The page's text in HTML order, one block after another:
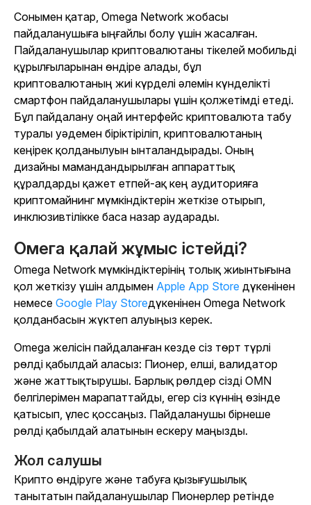
Сонымен қатар, Omega Network жобасы
пайдаланушыға ыңғайлы болу үшін жасалған.
Пайдаланушылар криптовалютаны тікелей мобильді
құрылғыларынан өндіре алады, бұл
криптовалютаның жиі күрделі әлемін күнделікті
смартфон пайдаланушылары үшін қолжетімді етеді.
Бұл пайдалану оңай интерфейс криптовалюта табу
туралы уәдемен біріктіріліп, криптовалютаның
кеңірек қолданылуын ынталандырады. Оның
дизайны мамандандырылған аппараттық
құралдарды қажет етпей-ақ кең аудиторияға
криптомайнинг мүмкіндіктерін жеткізе отырып,
инклюзивтілікке баса назар аударады.
Омега қалай жұмыс істейді?
Omega Network мүмкіндіктерінің толық жиынтығына
қол жеткізу үшін алдымен Apple App Store дүкенінен
немесе Google Play Storeдүкенінен Omega Network
қолданбасын жүктеп алуыңыз керек.
Omega желісін пайдаланған кезде сіз төрт түрлі
рөлді қабылдай аласыз: Пионер, елші, валидатор
және жаттықтырушы. Барлық рөлдер сізді OMN
белгілерімен марапаттайды, егер сіз күннің өзінде
қатысып, үлес қоссаңыз. Пайдаланушы бірнеше
рөлді қабылдай алатынын ескеру маңызды.
Жол салушы
Крипто өндіруге және табуға қызығушылық
танытатын пайдаланушылар Пионерлер ретінде